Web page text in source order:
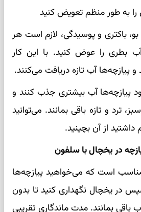
به طور منظم تعویض کنید
بو، باکتری و پوسیدگی، لازم است هر
آب بطری را عوض کنید. با این کار
پیازچه‌ها آب تازه دریافت می‌کنند.
پیازچه‌ها آب بیشتری جذب کنند و
ترد و تازه باقی بمانند. می‌توانید
داشتید از آن بچینید.
در یخچال با سلفون
است که می‌خواهید پیازچه‌ها
در یخچال نگهداری کنید تا بدون
باقی بمانند. مدت ماندگاری تقریبی